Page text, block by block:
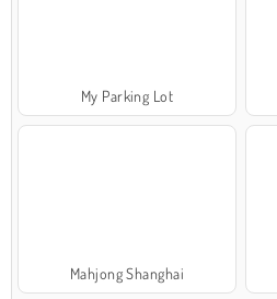
My Parking Lot
Mahjong Shanghai